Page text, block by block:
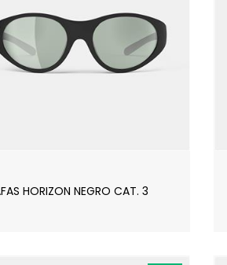
HORIZON NEGRO CAT. 3